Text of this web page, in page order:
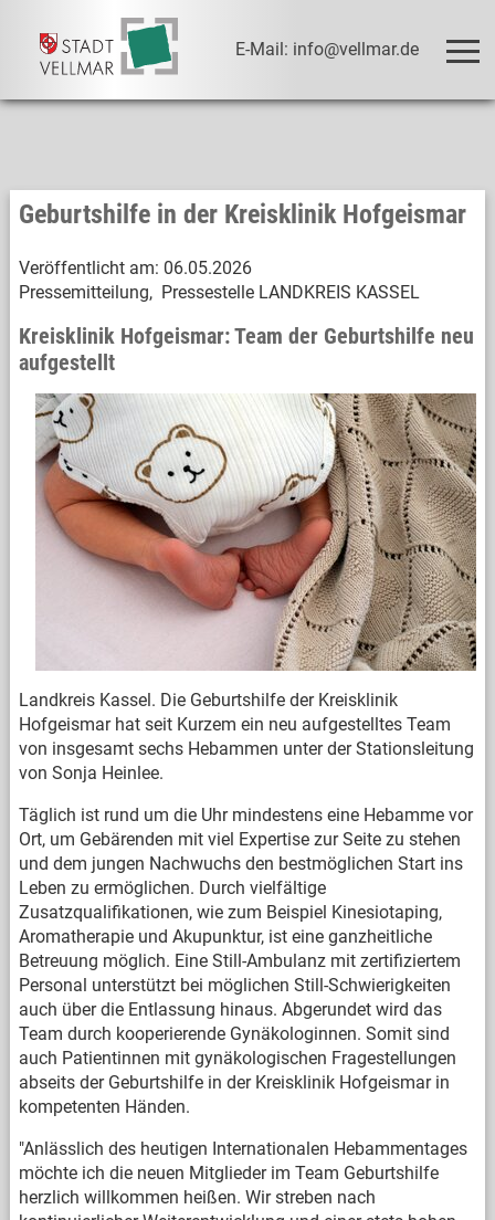
E-Mail: info@vellmar.de
Geburtshilfe in der Kreisklinik Hofgeismar
Veröffentlicht am: 06.05.2026
Pressemitteilung, Pressestelle LANDKREIS KASSEL
Kreisklinik Hofgeismar: Team der Geburtshilfe neu
aufgestellt
Landkreis Kassel. Die Geburtshilfe der Kreisklinik
Hofgeismar hat seit Kurzem ein neu aufgestelltes Team
von insgesamt sechs Hebammen unter der Stationsleitung
von Sonja Heinlee.
Täglich ist rund um die Uhr mindestens eine Hebamme vor
Ort, um Gebärenden mit viel Expertise zur Seite zu stehen
und dem jungen Nachwuchs den bestmöglichen Start ins
Leben zu ermöglichen. Durch vielfältige
Zusatzqualifikationen, wie zum Beispiel Kinesiotaping,
Aromatherapie und Akupunktur, ist eine ganzheitliche
Betreuung möglich. Eine Still-Ambulanz mit zertifiziertem
Personal unterstützt bei möglichen Still-Schwierigkeiten
auch über die Entlassung hinaus. Abgerundet wird das
Team durch kooperierende Gynäkologinnen. Somit sind
auch Patientinnen mit gynäkologischen Fragestellungen
abseits der Geburtshilfe in der Kreisklinik Hofgeismar in
kompetenten Händen.
"Anlässlich des heutigen Internationalen Hebammentages
möchte ich die neuen Mitglieder im Team Geburtshilfe
herzlich willkommen heißen. Wir streben nach